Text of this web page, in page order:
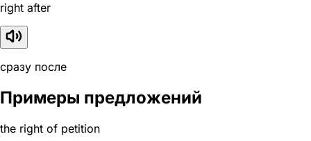
right after
сразу после
Примеры предложений
the right of petition